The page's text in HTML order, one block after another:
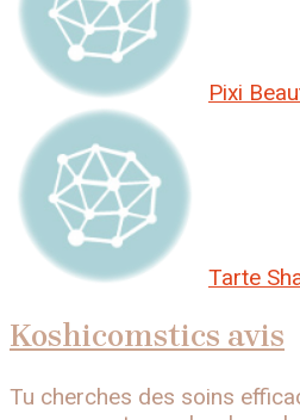
Pixi
Tarte
Koshicomstics avis
Tu cherches des soins